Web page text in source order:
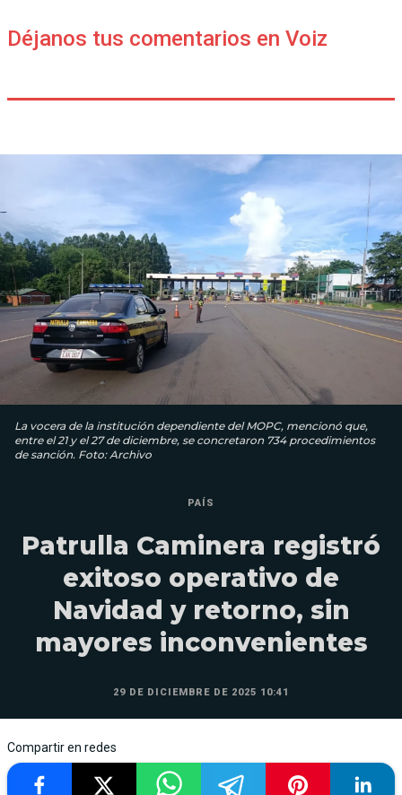
Déjanos tus comentarios en Voiz
La vocera de la institución dependiente del MOPC, mencionó que,
entre el 21 y el 27 de diciembre, se concretaron 734 procedimientos
de sanción. Foto: Archivo
PAÍS
Patrulla Caminera registró
exitoso operativo de
Navidad y retorno, sin
mayores inconvenientes
29 DE DICIEMBRE DE 2025 10:41
Compartir en redes